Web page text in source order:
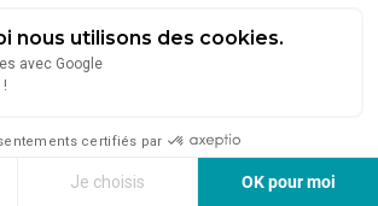
nous utilisons des cookies.
avec Google
certifiés par
Je choisis
OK pour moi